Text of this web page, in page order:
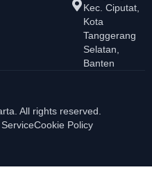
Kec. Ciputat,
Kota
Tanggerang
Selatan,
Banten
All rights reserved.
Cookie Policy